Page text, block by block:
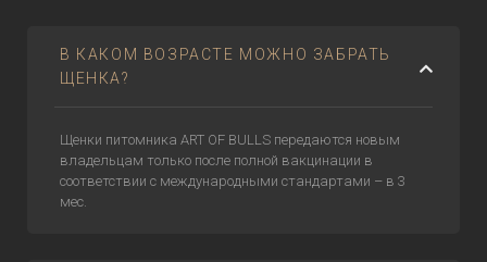
В КАКОМ ВОЗРАСТЕ МОЖНО ЗАБРАТЬ
ЩЕНКА?
Щенки питомника ART OF BULLS передаются новым
владельцам только после полной вакцинации в
соответствии с международными стандартами – в 3
мес.